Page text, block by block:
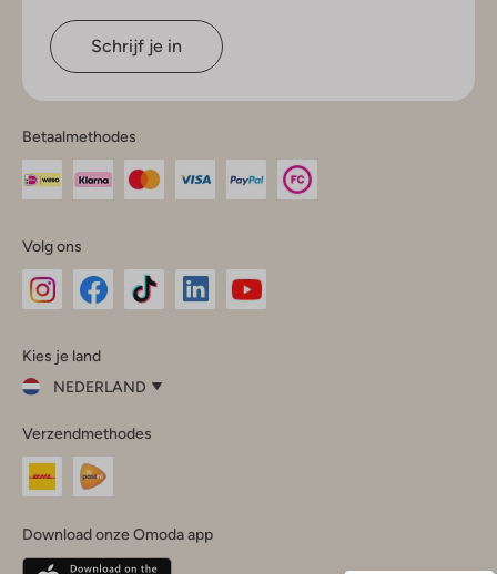
Schrijf je in
Betaalmethodes
Volg ons
InstagramFacebook
Kies je land
NEDERLAND
je
land
Nederland
Belgique(Français)
Verzendmethodes
Download onze Omoda app